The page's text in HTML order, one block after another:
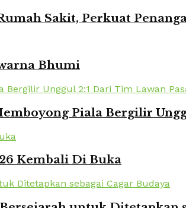
Sakit, Perkuat
Bhumi
Piala Bergilir
Kembali Di Buka